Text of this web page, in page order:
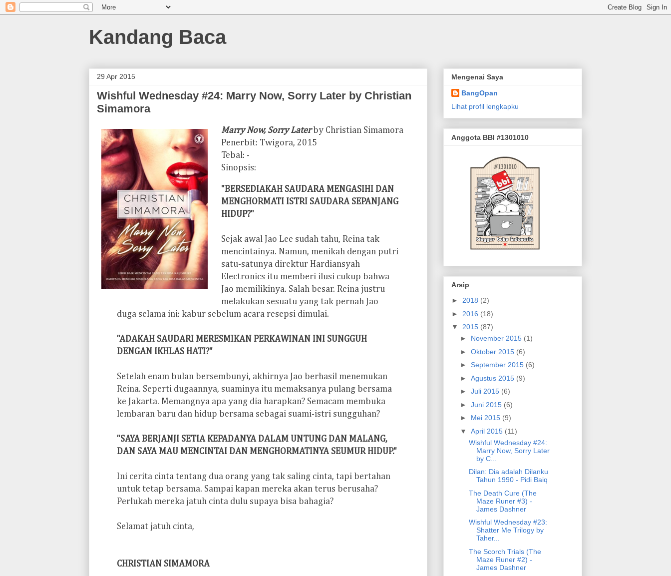
Kandang Baca
29 Apr 2015
Wishful Wednesday #24: Marry Now, Sorry Later by Christian
Simamora
Marry Now, Sorry Later by Christian Simamora
Penerbit: Twigora, 2015
Tebal: -
Sinopsis:
"BERSEDIAKAH SAUDARA MENGASIHI DAN
MENGHORMATI ISTRI SAUDARA SEPANJANG
HIDUP?"
Sejak awal Jao Lee sudah tahu, Reina tak
mencintainya. Namun, menikah dengan putri
satu-satunya direktur Hardiansyah
Electronics itu memberi ilusi cukup bahwa
Jao memilikinya. Salah besar. Reina justru
melakukan sesuatu yang tak pernah Jao
duga selama ini: kabur sebelum acara resepsi dimulai.
"ADAKAH SAUDARI MERESMIKAN PERKAWINAN INI SUNGGUH
DENGAN IKHLAS HATI?"
Setelah enam bulan bersembunyi, akhirnya Jao berhasil menemukan
Reina. Seperti dugaannya, suaminya itu memaksanya pulang bersama
ke Jakarta. Memangnya apa yang dia harapkan? Semacam membuka
lembaran baru dan hidup bersama sebagai suami-istri sungguhan?
"SAYA BERJANJI SETIA KEPADANYA DALAM UNTUNG DAN MALANG,
DAN SAYA MAU MENCINTAI DAN MENGHORMATINYA SEUMUR HIDUP."
Ini cerita cinta tentang dua orang yang tak saling cinta, tapi bertahan
untuk tetap bersama. Sampai kapan mereka akan terus berusaha?
Perlukah mereka jatuh cinta dulu supaya bisa bahagia?
Selamat jatuh cinta,
CHRISTIAN SIMAMORA
Mengenai Saya
BangOpan
Lihat profil lengkapku
Anggota BBI #1301010
Arsip
► 2018 (2)
► 2016 (18)
▼ 2015 (87)
► November 2015 (1)
► Oktober 2015 (6)
► September 2015 (6)
► Agustus 2015 (9)
► Juli 2015 (6)
► Juni 2015 (6)
► Mei 2015 (9)
▼ April 2015 (11)
Wishful Wednesday #24:
Marry Now, Sorry Later
by C...
Dilan: Dia adalah Dilanku
Tahun 1990 - Pidi Baiq
The Death Cure (The
Maze Runer #3) -
James Dashner
Wishful Wednesday #23:
Shatter Me Trilogy by
Taher...
The Scorch Trials (The
Maze Runer #2) -
James Dashner